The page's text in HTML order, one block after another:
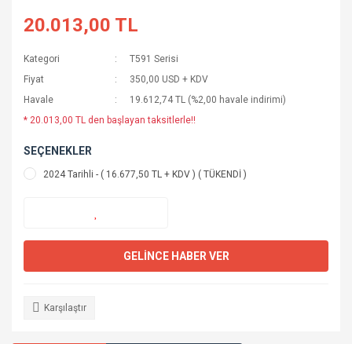
20.013,00 TL
Kategori
T591 Serisi
Fiyat
350,00 USD + KDV
Havale
19.612,74 TL (%2,00 havale indirimi)
* 20.013,00 TL den başlayan taksitlerle!!
SEÇENEKLER
2024 Tarihli - ( 16.677,50 TL + KDV ) ( TÜKENDİ )
GELİNCE HABER VER
Karşılaştır